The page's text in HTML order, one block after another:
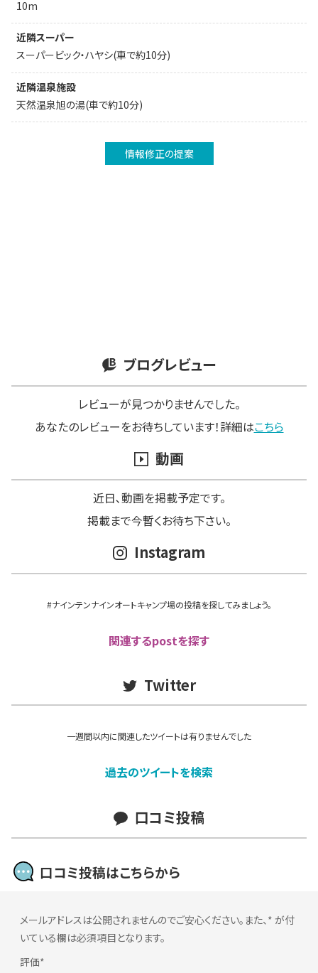
10m
近隣スーパー
スーパービック・ハヤシ(車で約10分)
近隣温泉施設
天然温泉旭の湯(車で約10分)
情報修正の提案
ブログレビュー
レビューが見つかりませんでした。
あなたのレビューをお待ちしています！詳細はこちら
動画
近日､動画を掲載予定です。
掲載まで今暫くお待ち下さい。
Instagram
#ナインテンナインオートキャンプ場の投稿を探してみましょう。
関連するpostを探す
Twitter
一週間以内に関連したツイートは有りませんでした
過去のツイートを検索
口コミ投稿
口コミ投稿はこちらから
メールアドレスは公開されませんのでご安心ください。また、* が付
いている欄は必須項目となります。